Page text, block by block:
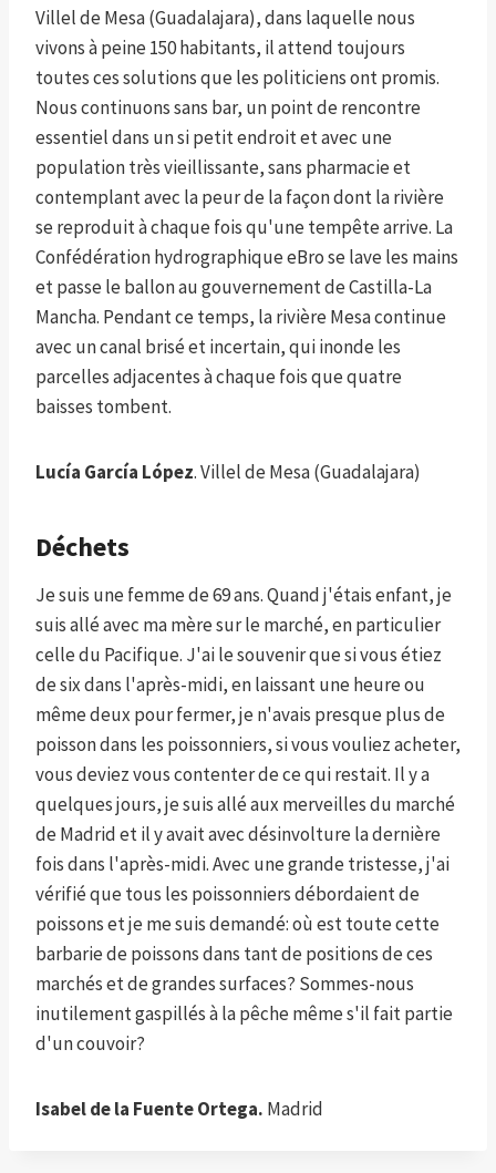
Villel de Mesa (Guadalajara), dans laquelle nous
vivons à peine 150 habitants, il attend toujours
toutes ces solutions que les politiciens ont promis.
Nous continuons sans bar, un point de rencontre
essentiel dans un si petit endroit et avec une
population très vieillissante, sans pharmacie et
contemplant avec la peur de la façon dont la rivière
se reproduit à chaque fois qu'une tempête arrive. La
Confédération hydrographique eBro se lave les mains
et passe le ballon au gouvernement de Castilla-La
Mancha. Pendant ce temps, la rivière Mesa continue
avec un canal brisé et incertain, qui inonde les
parcelles adjacentes à chaque fois que quatre
baisses tombent.
Lucía García López. Villel de Mesa (Guadalajara)
Déchets
Je suis une femme de 69 ans. Quand j'étais enfant, je
suis allé avec ma mère sur le marché, en particulier
celle du Pacifique. J'ai le souvenir que si vous étiez
de six dans l'après-midi, en laissant une heure ou
même deux pour fermer, je n'avais presque plus de
poisson dans les poissonniers, si vous vouliez acheter,
vous deviez vous contenter de ce qui restait. Il y a
quelques jours, je suis allé aux merveilles du marché
de Madrid et il y avait avec désinvolture la dernière
fois dans l'après-midi. Avec une grande tristesse, j'ai
vérifié que tous les poissonniers débordaient de
poissons et je me suis demandé: où est toute cette
barbarie de poissons dans tant de positions de ces
marchés et de grandes surfaces? Sommes-nous
inutilement gaspillés à la pêche même s'il fait partie
d'un couvoir?
Isabel de la Fuente Ortega. Madrid